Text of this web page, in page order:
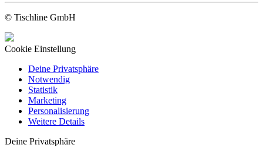
© Tischline GmbH
Cookie Einstellung
Deine Privatsphäre
Notwendig
Statistik
Marketing
Personalisierung
Weitere Details
Deine Privatsphäre